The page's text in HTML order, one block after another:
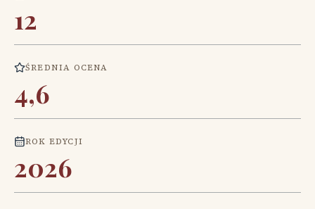
12
ŚREDNIA OCENA
4,6
ROK EDYCJI
2026